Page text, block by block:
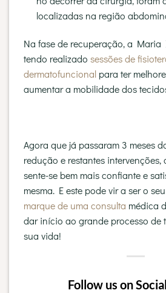
localizadas na região
Na fase de recuperação, a Maria
tendo realizado sessões de
dermatofuncional para ter
aumentar a mobilidade dos
Agora que já passaram 3 meses
redução e restantes
sente-se bem mais confiante e
mesma. E este pode vir a ser o
marque de uma consulta médica
dar início ao grande processo de
sua vida!
Follow us on